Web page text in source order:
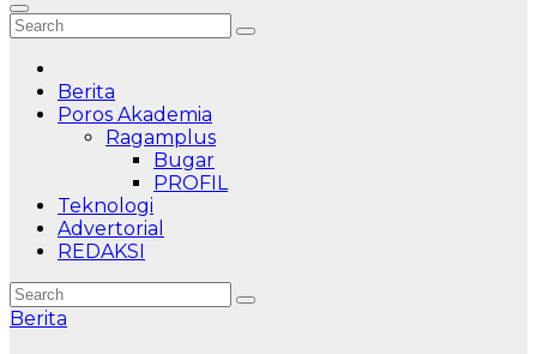
Berita
Poros Akademia
Ragamplus
Bugar
PROFIL
Teknologi
Advertorial
REDAKSI
Berita